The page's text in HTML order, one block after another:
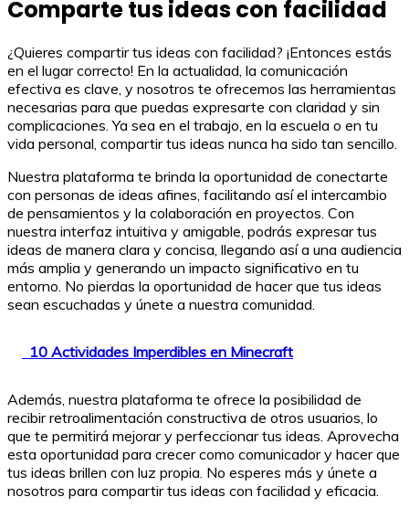
Comparte tus ideas con facilidad
¿Quieres compartir tus ideas con facilidad? ¡Entonces estás
en el lugar correcto! En la actualidad, la comunicación
efectiva es clave, y nosotros te ofrecemos las herramientas
necesarias para que puedas expresarte con claridad y sin
complicaciones. Ya sea en el trabajo, en la escuela o en tu
vida personal, compartir tus ideas nunca ha sido tan sencillo.
Nuestra plataforma te brinda la oportunidad de conectarte
con personas de ideas afines, facilitando así el intercambio
de pensamientos y la colaboración en proyectos. Con
nuestra interfaz intuitiva y amigable, podrás expresar tus
ideas de manera clara y concisa, llegando así a una audiencia
más amplia y generando un impacto significativo en tu
entorno. No pierdas la oportunidad de hacer que tus ideas
sean escuchadas y únete a nuestra comunidad.
10 Actividades Imperdibles en Minecraft
Además, nuestra plataforma te ofrece la posibilidad de
recibir retroalimentación constructiva de otros usuarios, lo
que te permitirá mejorar y perfeccionar tus ideas. Aprovecha
esta oportunidad para crecer como comunicador y hacer que
tus ideas brillen con luz propia. No esperes más y únete a
nosotros para compartir tus ideas con facilidad y eficacia.